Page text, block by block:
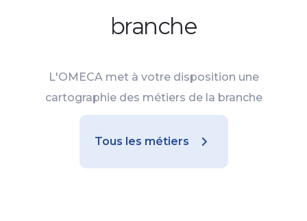
branche
L'OMECA met à votre disposition une
cartographie des métiers de la branche
Tous les métiers